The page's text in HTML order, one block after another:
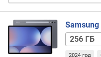
о
р
с
Samsung
256 ГБ
/
2024 год